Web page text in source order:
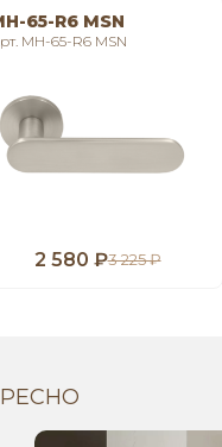
65-R6 MSN
MH-65-R6 MSN
2 580 ₽3 225 ₽